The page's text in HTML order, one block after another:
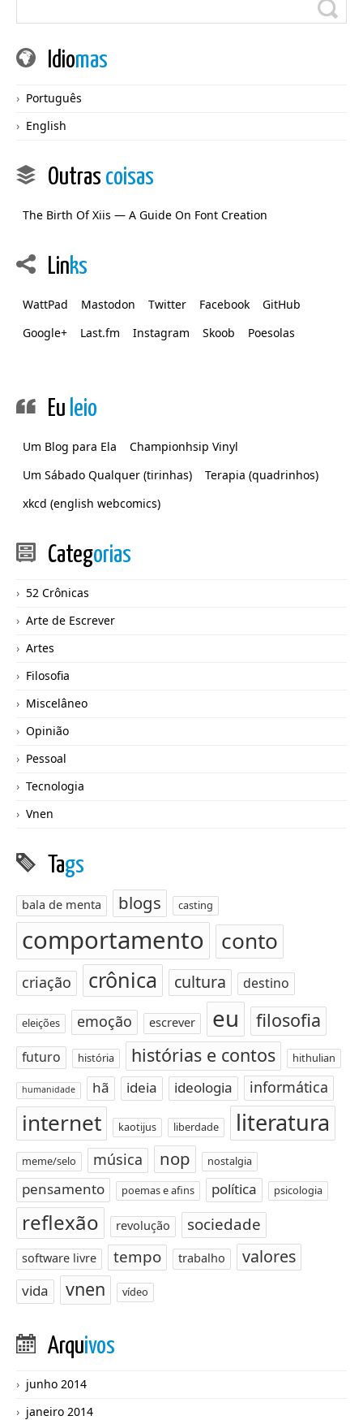
Idiomas
Português
English
Outras coisas
The Birth Of Xiis — A Guide On Font Creation
Links
WattPad Mastodon Twitter Facebook
GitHub
Google+
Last.fm Instagram Skoob Poesolas
Eu leio
Um Blog para Ela
Championhsip Vinyl
Um Sábado Qualquer (tirinhas)
Terapia (quadrinhos)
xkcd (english webcomics)
Categorias
52 Crônicas
Arte de Escrever
Artes
Filosofia
Miscelâneo
Opinião
Pessoal
Tecnologia
Vnen
Tags
bala de menta blogs casting
comportamento conto
criação crônica cultura destino
eleições emoção escrever eu filosofia
futuro história histórias e contos hithulian
humanidade hã ideia ideologia informática
internet kaotijus liberdade literatura
meme/selo música nop nostalgia
pensamento poemas e afins política psicologia
reflexão revolução sociedade
software livre tempo trabalho valores
vida vnen vídeo
Arquivos
junho 2014
janeiro 2014